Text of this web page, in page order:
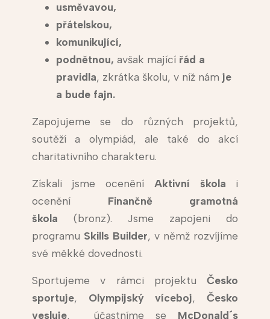
usměvavou,
přátelskou,
komunikující,
podnětnou, avšak mající řád a
pravidla, zkrátka školu, v níž nám je
a bude fajn.
Zapojujeme se do různých projektů,
soutěží a olympiád, ale také do akcí
charitativního charakteru.
Získali jsme ocenění Aktivní škola i
ocenění Finančně gramotná
škola (bronz). Jsme zapojeni do
programu Skills Builder, v němž rozvíjíme
své měkké dovednosti.
Sportujeme v rámci projektuČesko
sportuje, Olympijský víceboj,Česko
vesluje, účastníme se McDonald´s